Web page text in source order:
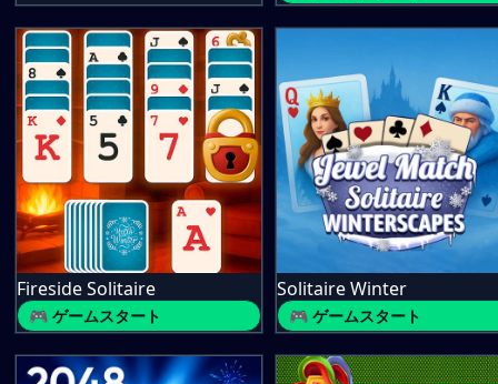
Fireside Solitaire
🎮 ゲームスタート
Solitaire Winter
🎮 ゲームスタート